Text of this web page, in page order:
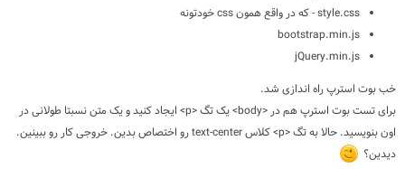
style.css - که در واقع همون css خودتونه
bootstrap.min.js
jQuery.min.js
خب بوت استرپ راه اندازی شد.
برای تست بوت استرپ هم در <body> یک تگ <p> ایجاد کنید و یک متن نسبتا طولانی در
اون بنویسید. حالا به تگ <p> کلاس text-center رو اختصاص بدین. خروجی کار رو ببینین.
دیدین؟